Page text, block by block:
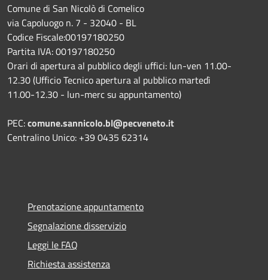
Comune di San Nicolò di Comelico
via Capoluogo n. 7 - 32040 - BL
Codice Fiscale:00197180250
Partita IVA: 00197180250
Orari di apertura al pubblico degli uffici: lun-ven 11.00-
12.30 (Ufficio Tecnico apertura al pubblico martedì
11.00-12.30 - lun-merc su appuntamento)
PEC:comune.sannicolo.bl@pecveneto.it
Centralino Unico: +39 0435 62314
Prenotazione appuntamento
Segnalazione disservizio
Leggi le FAQ
Richiesta assistenza